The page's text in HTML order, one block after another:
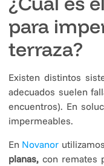
para
terraza?
Existen distintos
adecuados suelen
encuentros). En
impermeables.
En Novanor utilizamos
planas, con remates